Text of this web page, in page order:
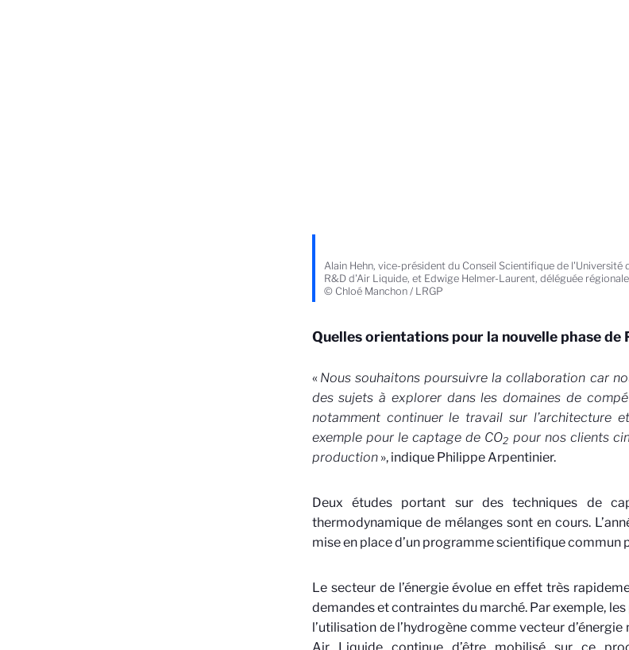
Alain Hehn, vice-président du Conseil Scientifique de
R&D d'Air Liquide, et Edwige Helmer-Laurent, déléguée
© Chloé Manchon / LRGP
Quelles orientations pour la nouvelle phase de
« Nous souhaitons poursuivre la collaboration car
des sujets à explorer dans les domaines de
notamment continuer le travail sur l’architecture
exemple pour le captage de CO2 pour nos clients
production», indique Philippe Arpentinier.
Deux études portant sur des techniques de
thermodynamique de mélanges sont en cours.
mise en place d’un programme scientifique
Le secteur de l’énergie évolue en effet très
demandes et contraintes du marché. Par exemple,
l’utilisation de l’hydrogène comme vecteur